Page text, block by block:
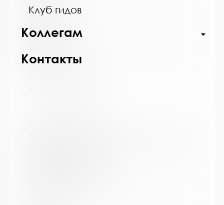
Клуб гидов
Коллегам
Контакты
Мурманск
Буркова, д. 30
(815-2) 44-65-51